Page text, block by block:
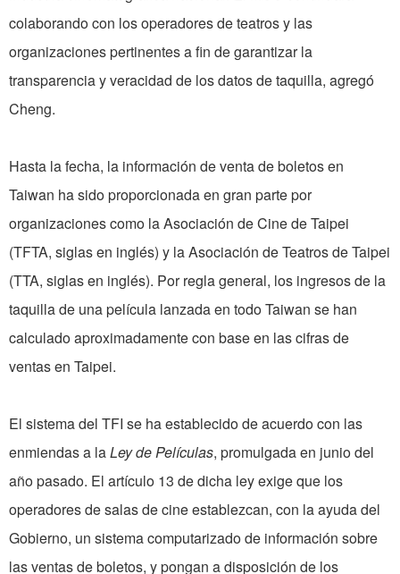
colaborando con los operadores de teatros y las
organizaciones pertinentes a fin de garantizar la
transparencia y veracidad de los datos de taquilla, agregó
Cheng.
Hasta la fecha, la información de venta de boletos en
Taiwan ha sido proporcionada en gran parte por
organizaciones como la Asociación de Cine de Taipei
(TFTA, siglas en inglés) y la Asociación de Teatros de Taipei
(TTA, siglas en inglés). Por regla general, los ingresos de la
taquilla de una película lanzada en todo Taiwan se han
calculado aproximadamente con base en las cifras de
ventas en Taipei.
El sistema del TFI se ha establecido de acuerdo con las
enmiendas a laLey de Películas, promulgada en junio del
año pasado. El artículo 13 de dicha ley exige que los
operadores de salas de cine establezcan, con la ayuda del
Gobierno, un sistema computarizado de información sobre
las ventas de boletos, y pongan a disposición de los